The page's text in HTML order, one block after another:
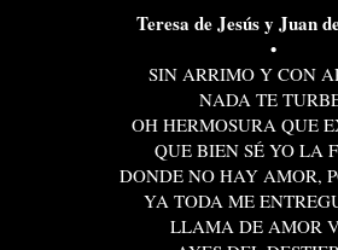
Teresa de Jesúsy Juan
•
SIN ARRIMO Y CON
NADA TE
OH HERMOSURA QUE
QUE BIEN SÉ YO LA
DONDE NO HAY AMOR,
YA TODA ME
LLAMA DE AMOR